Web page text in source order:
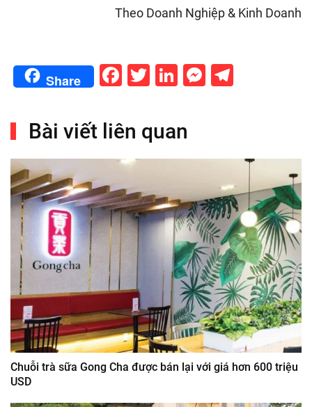
Theo Doanh Nghiệp & Kinh Doanh
Share Facebook
Twitter
LinkedIn
Bài viết liên quan
Chuỗi trà sữa Gong Cha được bán lại với giá hơn 600 triệu
USD